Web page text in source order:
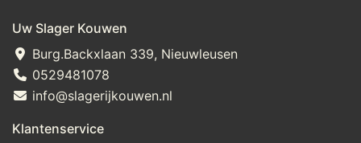
Uw Slager Kouwen
Burg.Backxlaan 339, Nieuwleusen
0529481078
info@slagerijkouwen.nl
Klantenservice